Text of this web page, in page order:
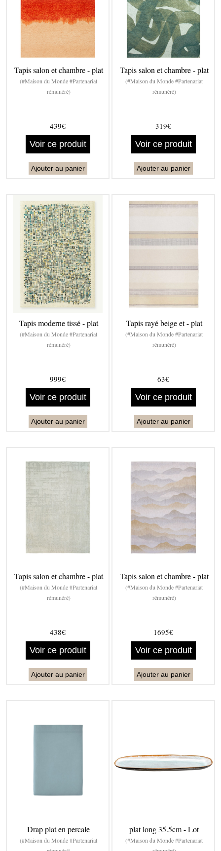
Tapis salon et chambre - plat
(#Maison du Monde #Partenariat
rémunéré)
439€
Voir ce produit
Ajouter au panier
Tapis salon et chambre - plat
(#Maison du Monde #Partenariat
rémunéré)
319€
Voir ce produit
Ajouter au panier
Tapis moderne tissé - plat
(#Maison du Monde #Partenariat
rémunéré)
999€
Voir ce produit
Ajouter au panier
Tapis rayé beige et - plat
(#Maison du Monde #Partenariat
rémunéré)
63€
Voir ce produit
Ajouter au panier
Tapis salon et chambre - plat
(#Maison du Monde #Partenariat
rémunéré)
438€
Voir ce produit
Ajouter au panier
Tapis salon et chambre - plat
(#Maison du Monde #Partenariat
rémunéré)
1695€
Voir ce produit
Ajouter au panier
Drap plat en percale
(#Maison du Monde #Partenariat
plat long 35.5cm - Lot
(#Maison du Monde #Partenariat